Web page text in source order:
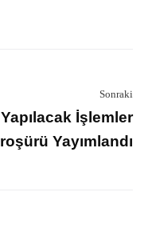
Sonraki
İşlemler
Yayımlandı